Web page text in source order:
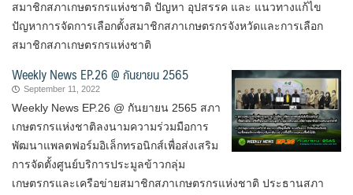
Search
for:
สมาชิกสภาเกษตรกรแห่งชาติ ปัญหา อุปสรรค และ แนวทางแก้ไข
ปัญหาการจัดการเลือกตั้งสมาชิกสภาเกษตรกรจังหวัดและการเลือก
สมาชิกสภาเกษตรกรแห่งชาติ
Weekly News EP.26 @ กันยายน 2565
September 11, 2022
Weekly News EP.26 @ กันยายน 2565 สภา
เกษตรกรแห่งชาติลงนามความร่วมมือการ
พัฒนาแพลตฟอร์มอิเล็กทรอนิกส์เพื่อส่งเสริม
การจัดตั้งศูนย์บริการประมูลข้าวกลุ่ม
เกษตรกรและเครือข่ายสมาชิกสภา​เกษตรกร​แห่งชาติ ประธานสภา​